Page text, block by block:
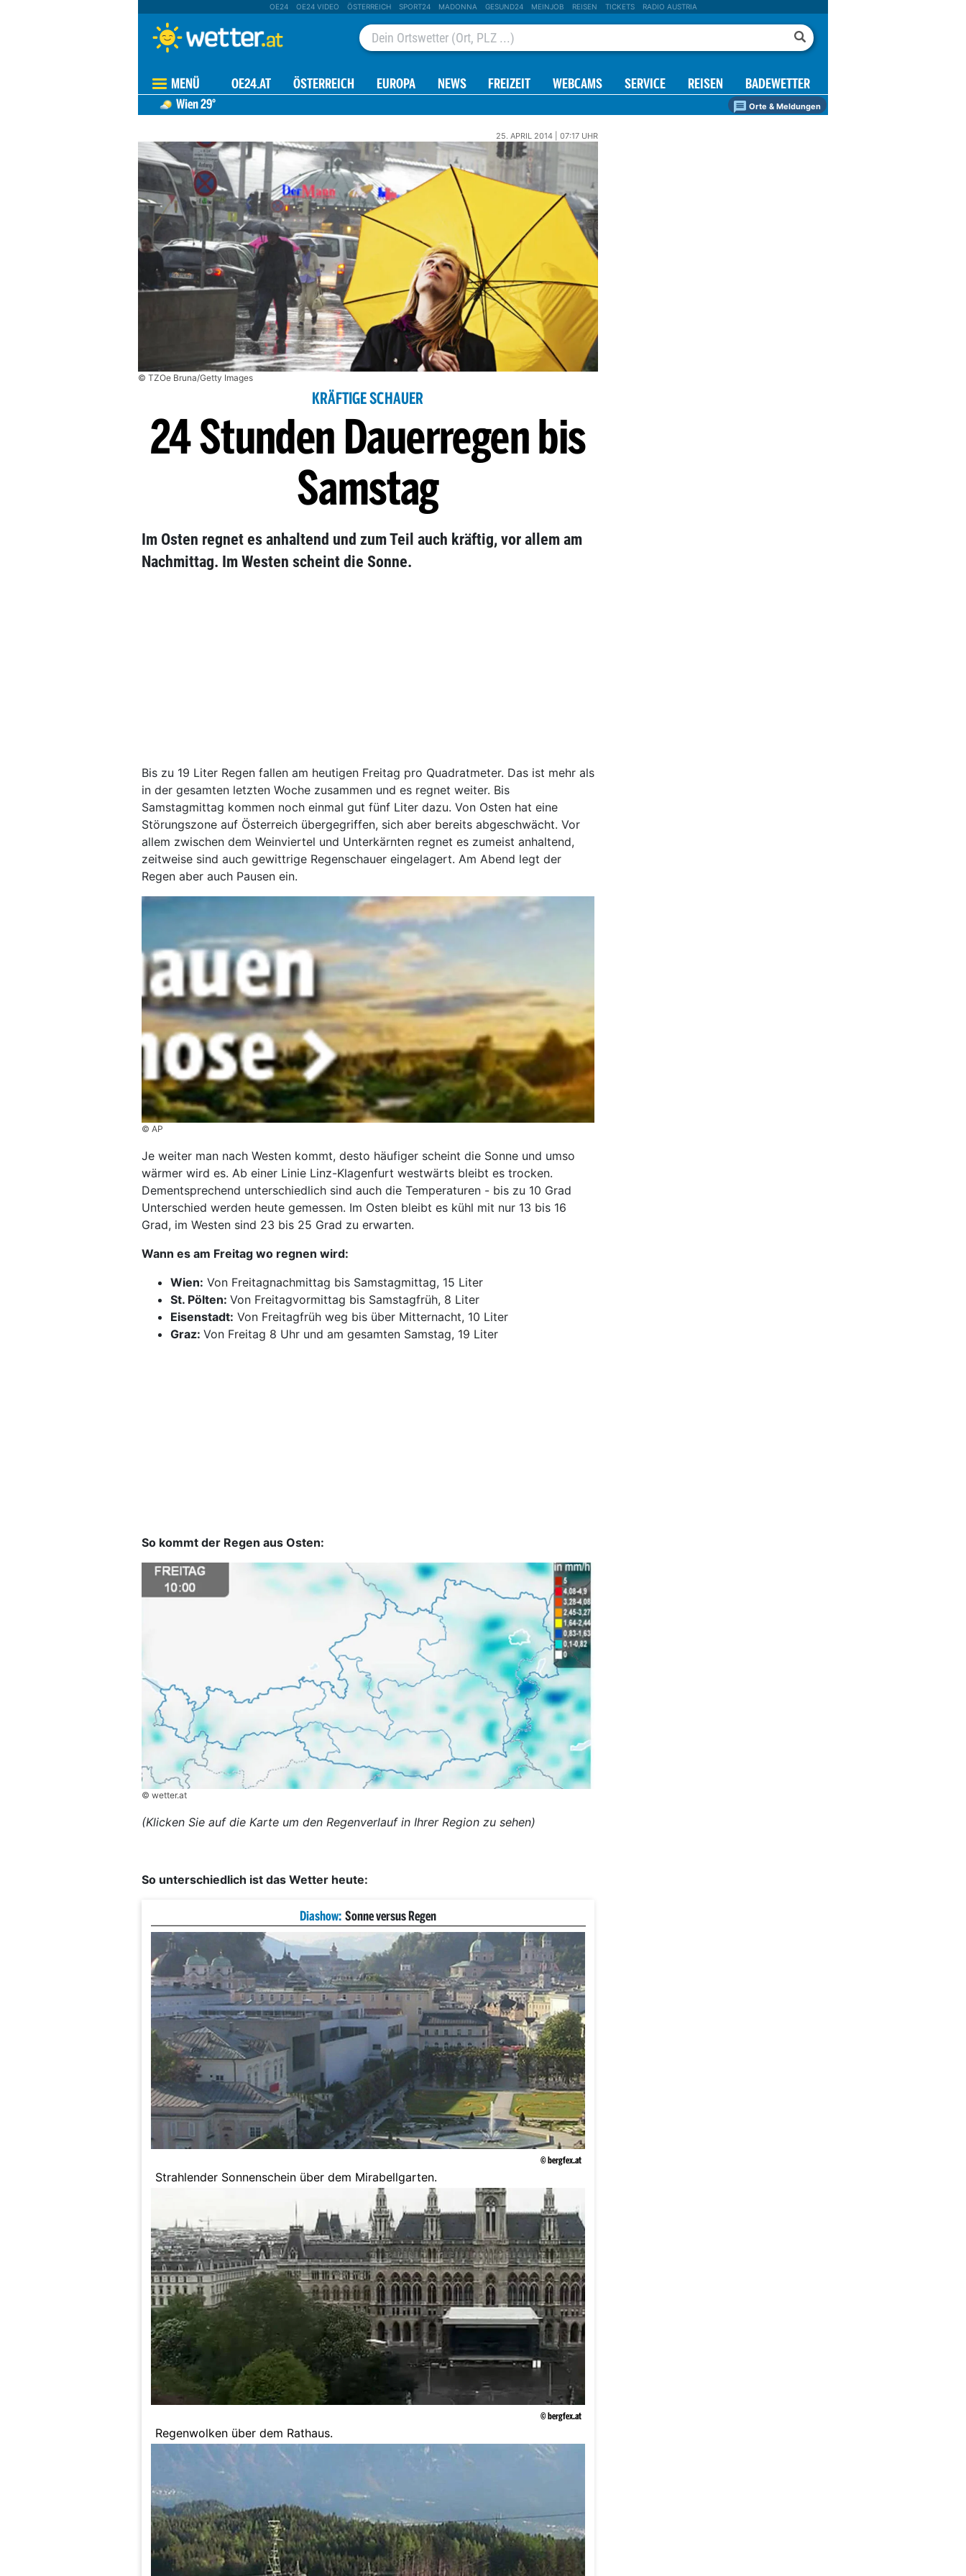
OE24 OE24 VIDEO ÖSTERREICH SPORT24 MADONNA GESUND24 MEINJOB REISEN TICKETS RADIO AUSTRIA
MENÜ OE24.AT ÖSTERREICH EUROPA NEWS FREIZEIT WEBCAMS SERVICE REISEN BADEWETTER
Wien29° Orte & Meldungen
25. APRIL 2014 | 07:17 UHR
© TZOe Bruna/Getty Images
KRÄFTIGE SCHAUER
24 Stunden Dauerregen bis
Samstag
Im Osten regnet es anhaltend und zum Teil auch kräftig, vor allem am
Nachmittag. Im Westen scheint die Sonne.
Bis zu 19 Liter Regen fallen am heutigen Freitag pro Quadratmeter. Das ist mehr als
in der gesamten letzten Woche zusammen und es regnet weiter. Bis
Samstagmittag kommen noch einmal gut fünf Liter dazu. Von Osten hat eine
Störungszone auf Österreich übergegriffen, sich aber bereits abgeschwächt. Vor
allem zwischen dem Weinviertel und Unterkärnten regnet es zumeist anhaltend,
zeitweise sind auch gewittrige Regenschauer eingelagert. Am Abend legt der
Regen aber auch Pausen ein.
© AP
Je weiter man nach Westen kommt, desto häufiger scheint die Sonne und umso
wärmer wird es. Ab einer Linie Linz-Klagenfurt westwärts bleibt es trocken.
Dementsprechend unterschiedlich sind auch die Temperaturen - bis zu 10 Grad
Unterschied werden heute gemessen. Im Osten bleibt es kühl mit nur 13 bis 16
Grad, im Westen sind 23 bis 25 Grad zu erwarten.
Wann es am Freitag wo regnen wird:
Wien: Von Freitagnachmittag bis Samstagmittag, 15 Liter
St. Pölten: Von Freitagvormittag bis Samstagfrüh, 8 Liter
Eisenstadt: Von Freitagfrüh weg bis über Mitternacht, 10 Liter
Graz: Von Freitag 8 Uhr und am gesamten Samstag, 19 Liter
So kommt der Regen aus Osten:
© wetter.at
(Klicken Sie auf die Karte um den Regenverlauf in Ihrer Region zu sehen)
So unterschiedlich ist das Wetter heute:
Diashow: Sonne versus Regen
© bergfex.at
Strahlender Sonnenschein über dem Mirabellgarten.
© bergfex.at
Regenwolken über dem Rathaus.